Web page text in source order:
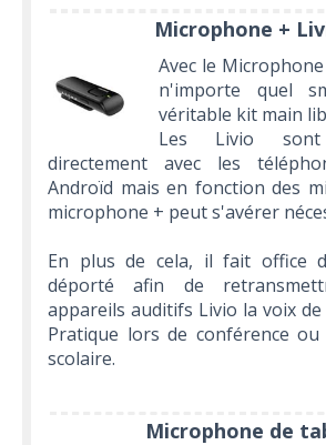
Microphone +
Avec le
n'importe quel
véritable kit main
Les Livio sont
directement avec les
Androïd mais en fonction des
microphone + peut s'avérer
En plus de cela, il fait office
déporté afin de
appareils auditifs Livio la voix
Pratique lors de conférence
scolaire.
Microphone de